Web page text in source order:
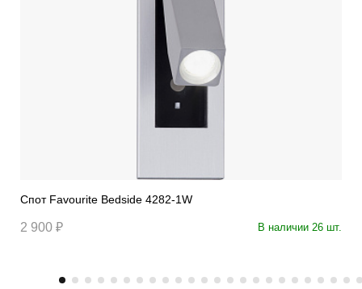
Спот Favourite Bedside 4282-1W
2 900 ₽ В наличии 26 шт.